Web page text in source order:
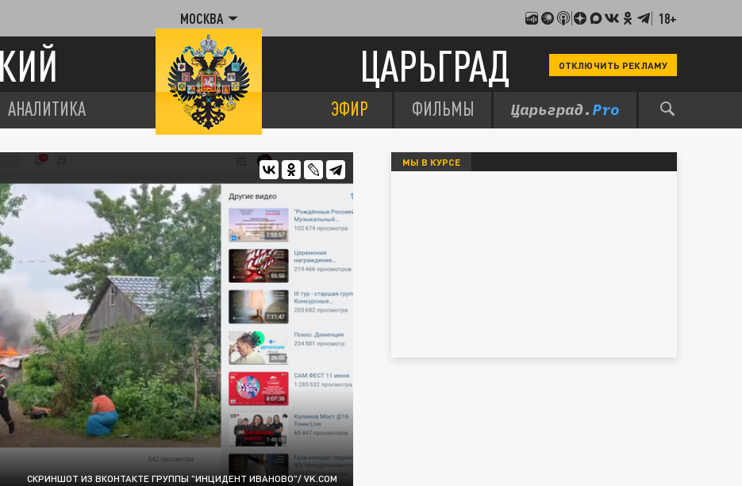
МОСКВА 18+
ЦАРЬГРАД ОТКЛЮЧИТЬ РЕКЛАМУ
АНАЛИТИКА ЭФИР ФИЛЬМЫ
СКРИНШОТ ИЗ ВКОНТАКТЕ ГРУППЫ "ИНЦИДЕНТ ИВАНОВО"/ VK.COM
МЫ В КУРСЕ